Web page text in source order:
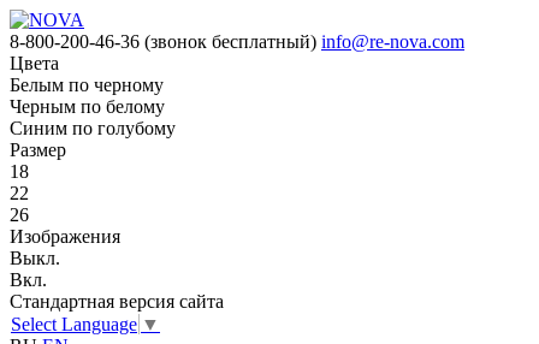
8-800-200-46-36 (звонок бесплатный) info@re-nova.com
Цвета
Белым по черному
Черным по белому
Синим по голубому
Размер
18
22
26
Изображения
Выкл.
Вкл.
Стандартная версия сайта
Select Language ▼